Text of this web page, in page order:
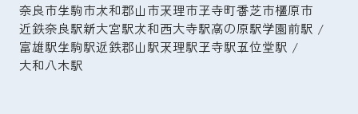
奈良市生駒市大和郡山市天理市王寺町香芝市橿原市
近鉄奈良駅新大宮駅大和西大寺駅高の原駅学園前駅
富雄駅生駒駅近鉄郡山駅天理駅王寺駅五位堂駅
大和八木駅